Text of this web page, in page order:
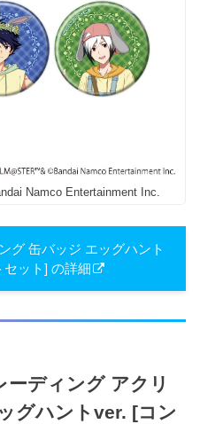
Namco Entertainment Inc.
グ 缶バッジ エッグハント
セット] の詳細
ーディング アクリ
グハントver. [コン